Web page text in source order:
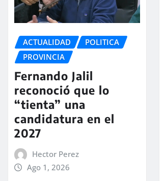
ACTUALIDAD
POLITICA
PROVINCIA
Fernando Jalil
reconoció que lo
“tienta” una
candidatura en el
2027
Hector Perez
Ago 1, 2026